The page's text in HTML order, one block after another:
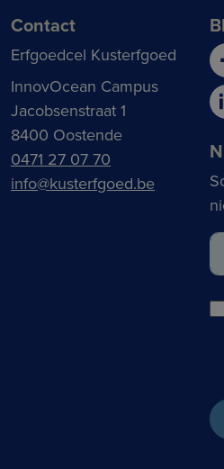
Contact
Erfgoedcel Kusterfgoed
InnovOcean Campus
Jacobsenstraat 1
8400 Oostende
0471 27 07 70
info@kusterfgoed.be